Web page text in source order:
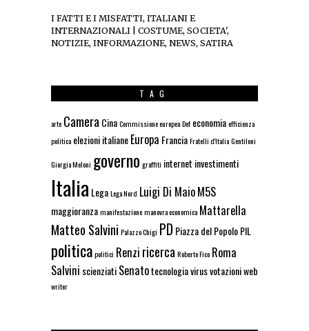
I FATTI E I MISFATTI, ITALIANI E
INTERNAZIONALI | COSTUME, SOCIETA',
NOTIZIE, INFORMAZIONE, NEWS, SATIRA
TAG
arte Camera CinaCommissione europeaDef economiaefficienza
politica elezioni italianeEuropa FranciaFratelli d'ItaliaGentiloni
Giorgia Meloni governo graffiti internet investimenti
Italia LegaLega Nord Luigi Di MaioM5S
maggioranzamanifestazionemanovra economica Mattarella
Matteo Salvini Palazzo Chigi PD Piazza del PopoloPIL
politicapolitici Renzi ricerca Roberto Fico Roma
Salvini scienziatiSenatotecnologiavirusvotazioniweb
writer